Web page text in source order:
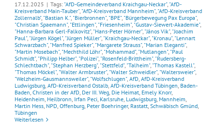
17.12.2025 | Tags: "AfD-Gemeindeverband Kraichgau-Neckar", "AfD-
Kreisverband Main-Tauber", "AfD-Kreisverband Mannheim", "AfD-Kreisverband
Zollernalb", "Bastian K.", "Bierbronnen", "BPE", "Bürgerbewegung Pax Europa",
"Christian Spaemann", "Ettlingen", "Friesenheim", "Gustav-Siewert-Akademie",
"Hanna-Barbara Gerl-Falkovitz", "Hans-Peter Hörner", "János Vik", "Joachim
Paul", "Jürgen Kögel", "Jürgen Müller", "Kraichgau-Neckar", "Kronau", "Lennart
Schwarzbach", "Manfred Spieker", "Margarete Strauss", "Marian Eleganti",
"Martin Mosebach", "Mechthild Löhr", "Mohammad", "Mutlangen", "Paul
Schmidt", "Philipp Helber", "Polizei", "Rosenfeld-Brittheim", "Rudersberg-
Schlechtbach", "Stephan Herzberg", "Stettfeld", "Talheim", "Thomas Kastell",
"Thomas Möckel", "Walter Armbruster", "Walter Schweidler", "Waltersweier",
"Welzheim-Gausmannsweiler", "Wolfschlugen", AfD, AfD-Kreisverband
Ludwigsburg, AfD-Kreisverband Ostalb, AfD-Kreisverband Tübingen, Baden-
Baden, Christen in der AfD, Der III. Weg, Die Heimat, Emely Knorr,
Heidenheim, Heilbronn, Irfan Peci, Karlsruhe, Ludwigsburg, Mannheim,
Martin Hess, NPD, Offenburg, Peter Boehringer, Rastatt, Schwäbisch Gmünd,
Tübingen
Weiterlesen